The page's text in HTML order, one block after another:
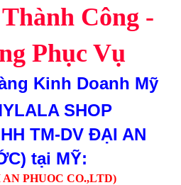
Công -
Phục Vụ
Kinh Doanh Mỹ
SHOP
TM-DV ĐẠI AN
tại MỸ:
AN PHUOC CO.,LTD)